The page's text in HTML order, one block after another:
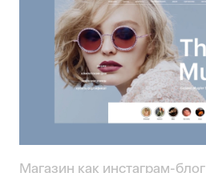
Магазин как инстаграм-блог